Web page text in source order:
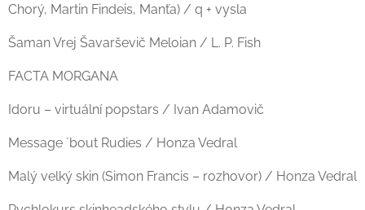
Chorý, Martin Findeis, Manťa) / q + vysla
Šaman Vrej Šavarševič Meloian / L. P. Fish
FACTA MORGANA
Idoru – virtuální popstars / Ivan Adamovič
Message ´bout Rudies / Honza Vedral
Malý velký skin (Simon Francis – rozhovor) / Honza Vedral